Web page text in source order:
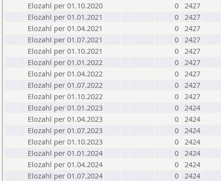
Elozahl per 01.10.2020
0 2427
Elozahl per 01.01.2021
0 2427
Elozahl per 01.04.2021
0 2427
Elozahl per 01.07.2021
0 2427
Elozahl per 01.10.2021
0 2427
Elozahl per 01.01.2022
0 2427
Elozahl per 01.04.2022
0 2427
Elozahl per 01.07.2022
0 2427
Elozahl per 01.10.2022
0 2427
Elozahl per 01.01.2023
0 2424
Elozahl per 01.04.2023
0 2424
Elozahl per 01.07.2023
0 2424
Elozahl per 01.10.2023
0 2424
Elozahl per 01.01.2024
0 2424
Elozahl per 01.04.2024
0 2424
Elozahl per 01.07.2024
0 2424